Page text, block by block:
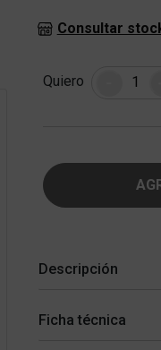
Consultar
Quiero Cantidad
Descripción
Ficha técnica